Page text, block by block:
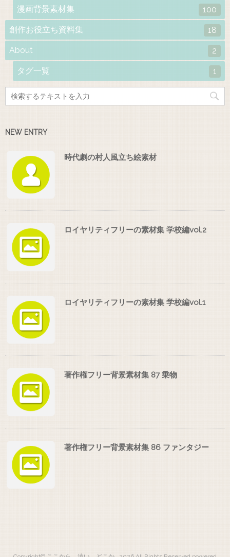
漫画背景素材集 100
創作お役立ち資料集 18
About 2
タグ一覧 1
NEW ENTRY
時代劇の村人風立ち絵素材
ロイヤリティフリーの素材集 学校編vol.2
ロイヤリティフリーの素材集 学校編vol.1
著作権フリー背景素材集 87 乗物
著作権フリー背景素材集 86 ファンタジー